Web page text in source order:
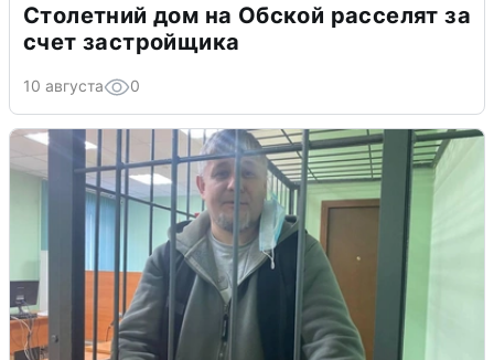
Столетний дом на Обской расселят за
счет застройщика
10 августа 0